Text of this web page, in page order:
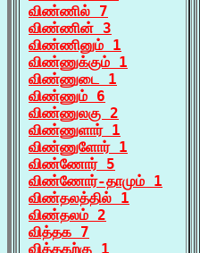
விண்ணில் 7
விண்ணின் 3
விண்ணினும் 1
விண்ணுக்கும் 1
விண்ணுடை 1
விண்ணும் 6
விண்ணுலகு 2
விண்ணுளார் 1
விண்ணுளோர் 1
விண்ணோர் 5
விண்ணோர்-தாமும் 1
விண்தலத்தில் 1
விண்தலம் 2
வித்தக 7
வித்தகற்கு 1